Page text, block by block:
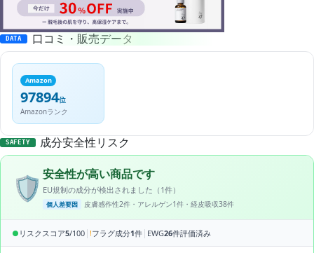
DATA 口コミ・販売データ
Amazon
97894位
Amazonランク
SAFETY 成分安全性リスク
🛡️安全性が高い商品です
EU規制の成分が検出されました（1件）
個人差要因 皮膚感作性2件・アレルゲン1件・経皮吸収38件
● リスクスコア5/100 | !フラグ成分1件 | EWG26件評価済み